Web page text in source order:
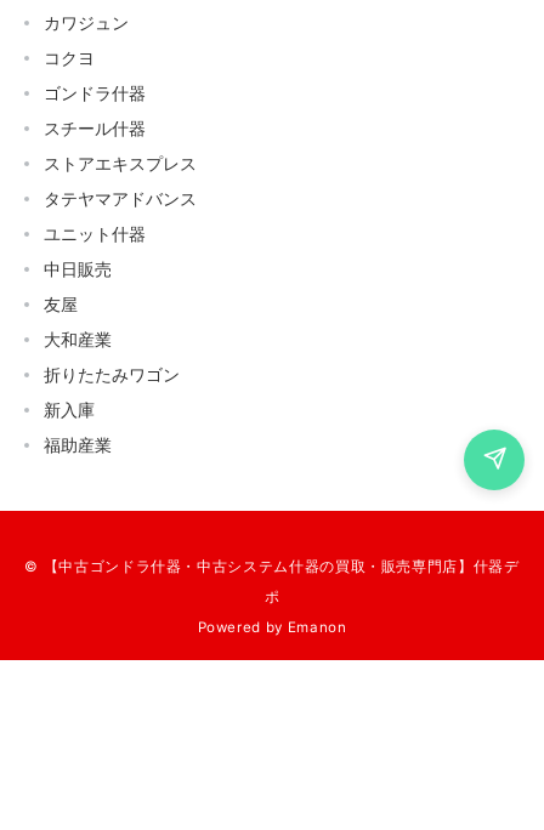
カワジュン
コクヨ
ゴンドラ什器
スチール什器
ストアエキスプレス
タテヤマアドバンス
ユニット什器
中日販売
友屋
大和産業
折りたたみワゴン
新入庫
福助産業
© 【中古ゴンドラ什器・中古システム什器の買取・販売専門店】什器デ
ポ
Powered by Emanon